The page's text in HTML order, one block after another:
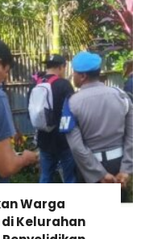
Warga
Kelurahan